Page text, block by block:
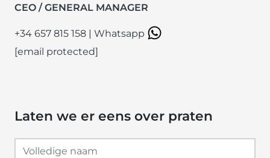
CEO / GENERAL MANAGER
+34 657 815 158 | Whatsapp
[email protected]
Laten we er eens over praten